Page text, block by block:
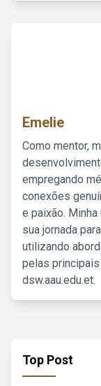
Emelie
Como mentor,
empregando
conexões
e paixão.
sua jornada
utilizando
pelas
dsw.aau.edu.et.
Top Post